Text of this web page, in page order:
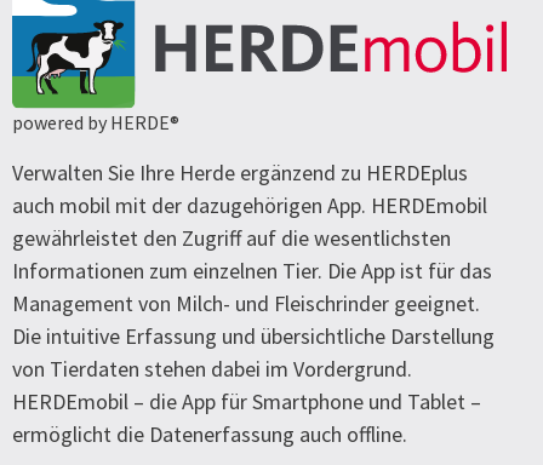
powered by HERDE®
Verwalten Sie Ihre Herde ergänzend zu HERDEplus
auch mobil mit der dazugehörigen App. HERDEmobil
gewährleistet den Zugriff auf die wesentlichsten
Informationen zum einzelnen Tier. Die App ist für das
Management von Milch- und Fleischrinder geeignet.
Die intuitive Erfassung und übersichtliche Darstellung
von Tierdaten stehen dabei im Vordergrund.
HERDEmobil – die App für Smartphone und Tablet –
ermöglicht die Datenerfassung auch offline.